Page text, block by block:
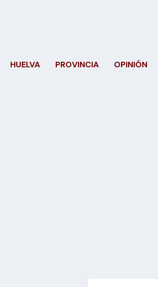
HUELVA PROVINCIA OPINIÓN